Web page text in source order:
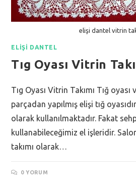
elişi dantel vitrin
ELIŞI DANTEL
Tıg Oyası Vitrin
Tıg Oyası Vitrin Takımı Tığ oyası
parçadan yapılmış elişi tığ
olarak kullanılmaktadır. Fakat
kullanabileceğimiz el işleridir.
takımı olarak…
0 YORUM